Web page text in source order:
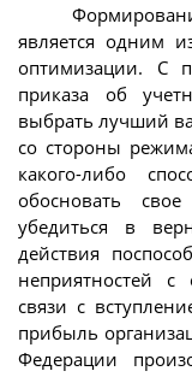
является одним
оптимизации. С
приказа об
выбрать лучший
со стороны
какого-либо
обосновать
убедиться в
действия
неприятностей с
связи с
прибыль
Федерации